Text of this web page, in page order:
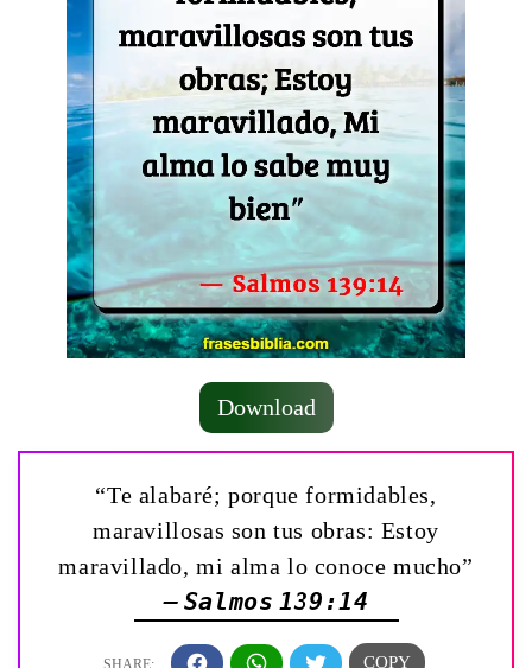
Download
“Te alabaré; porque formidables,
maravillosas son tus obras: Estoy
maravillado, mi alma lo conoce mucho”
— Salmos 139:14